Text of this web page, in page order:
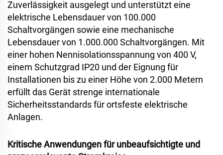
Zuverlässigkeit ausgelegt und unterstützt eine
elektrische Lebensdauer von 100.000
Schaltvorgängen sowie eine mechanische
Lebensdauer von 1.000.000 Schaltvorgängen. Mit
einer hohen Nennisolationsspannung von 400 V,
einem Schutzgrad IP20 und der Eignung für
Installationen bis zu einer Höhe von 2.000 Metern
erfüllt das Gerät strenge internationale
Sicherheitsstandards für ortsfeste elektrische
Anlagen.
Kritische Anwendungen für unbeaufsichtigte und